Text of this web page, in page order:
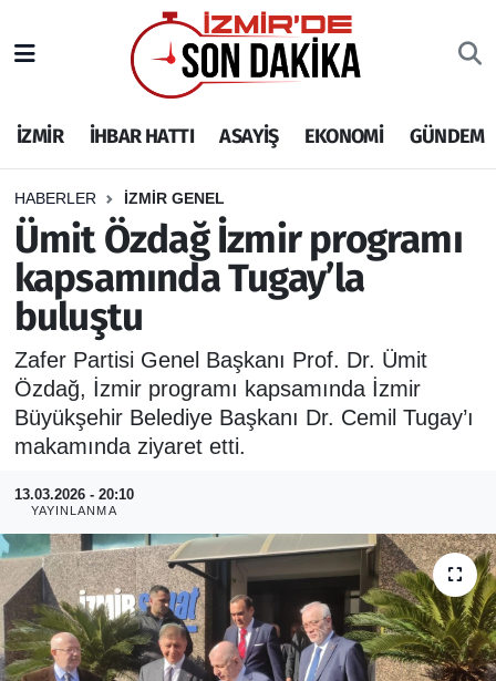
İZMİR İHBAR HATTI ASAYİŞ EKONOMİ GÜNDEM
HABERLER İZMİR GENEL
Ümit Özdağ İzmir programı
kapsamında Tugay’la
buluştu
Zafer Partisi Genel Başkanı Prof. Dr. Ümit
Özdağ, İzmir programı kapsamında İzmir
Büyükşehir Belediye Başkanı Dr. Cemil Tugay’ı
makamında ziyaret etti.
13.03.2026 - 20:10
YAYINLANMA
İHBAR HATTI
DEPREM
GENEL
EKONOMİ
SİYASET
SPOR
RESMİ REKLAM
İzmir Nöbetçi Eczaneler
İzmir Hava Durumu
İzmir Namaz Vakitleri
İzmir Trafik Yoğunluk Haritası
Puan Durumu ve Fikstür
Tüm Manşetler
Son Dakika Haberleri